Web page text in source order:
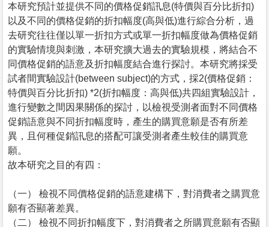
本研究預計並提供不同的價格促銷訊息(特價與百分比折扣)
以及不同的價格促銷的折扣幅度(高與低)進行綜合分析，過
去研究往往僅以單一折扣方式或單一折扣幅度做為價格促銷
的實驗情境與刺激，本研究擴大過去的實驗規模，將結合不
同價格促銷的語意及折扣幅度結合進行探討。本研究將採受
試者間實驗設計(between subject)的方式，採2(價格促銷：
特價與百分比折扣) *2(折扣幅度：高與低)共四組實驗設計，
進行變數之間因果關係的探討，以檢視受測者面對不同價格
促銷語意與不同折扣幅度時，產生的購買意願是否有所差
異，且何種促銷訊息的搭配可讓受測者產生較佳的購買意
願。
故本研究之目的有四：
（一） 檢視不同價格促銷的語意建構下，對消費者之購買意
願有否顯著差異。
（二） 檢視不同折扣幅度下，對消費者之所購買意願有否顯